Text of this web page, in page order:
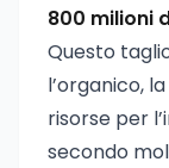
800 milioni
Questo
l’organico,
risorse per
secondo